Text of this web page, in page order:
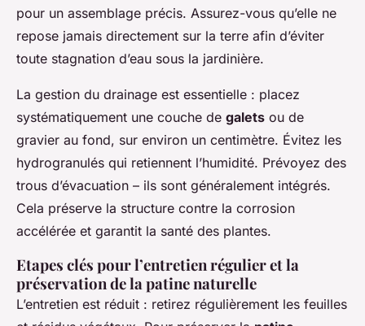
pour un assemblage précis. Assurez-vous qu’elle ne
repose jamais directement sur la terre afin d’éviter
toute stagnation d’eau sous la jardinière.
La gestion du drainage est essentielle : placez
systématiquement une couche de galets ou de
gravier au fond, sur environ un centimètre. Évitez les
hydrogranulés qui retiennent l’humidité. Prévoyez des
trous d’évacuation – ils sont généralement intégrés.
Cela préserve la structure contre la corrosion
accélérée et garantit la santé des plantes.
Etapes clés pour l’entretien régulier et la
préservation de la patine naturelle
L’entretien est réduit : retirez régulièrement les feuilles